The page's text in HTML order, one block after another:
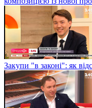
Закупи "в законі": як